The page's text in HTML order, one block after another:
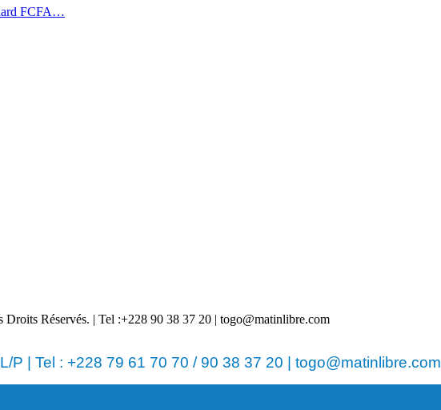
FCFA…
Réservés. | Tel :+228 90 38 37 20 | togo@matinlibre.com
P | Tel : +228 79 61 70 70 / 90 38 37 20 | togo@matinlibre.com